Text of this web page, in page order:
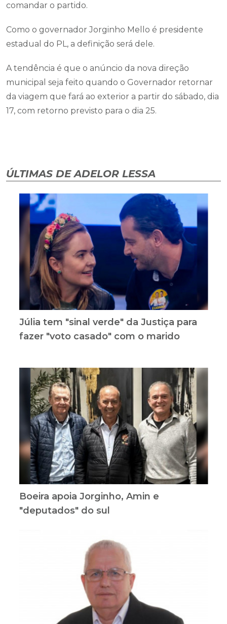
comandar o partido.
Como o governador Jorginho Mello é presidente
estadual do PL, a definição será dele.
A tendência é que o anúncio da nova direção
municipal seja feito quando o Governador retornar
da viagem que fará ao exterior a partir do sábado, dia
17, com retorno previsto para o dia 25.
ÚLTIMAS DE ADELOR LESSA
Júlia tem "sinal verde" da Justiça para
fazer "voto casado" com o marido
Boeira apoia Jorginho, Amin e
"deputados" do sul